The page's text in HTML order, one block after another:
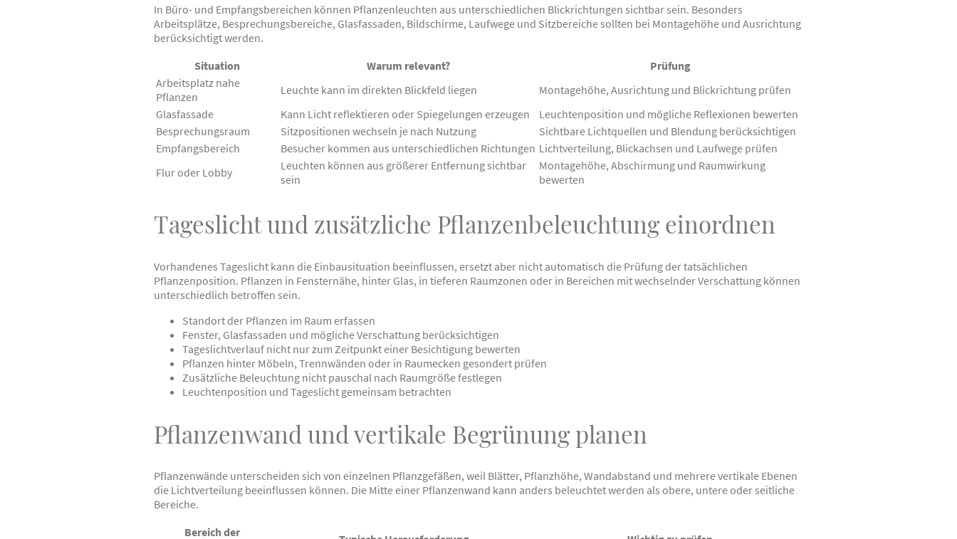
In Büro- und Empfangsbereichen können Pflanzenleuchten aus unterschiedlichen Blickrichtungen sichtbar sein. Besonders
Arbeitsplätze, Besprechungsbereiche, Glasfassaden, Bildschirme, Laufwege und Sitzbereiche sollten bei Montagehöhe und Ausrichtung
berücksichtigt werden.
Situation
Warum relevant?
Prüfung
Arbeitsplatz nahe
Pflanzen
Leuchte kann im direkten Blickfeld liegen
Montagehöhe, Ausrichtung und Blickrichtung prüfen
Glasfassade
Kann Licht reflektieren oder Spiegelungen erzeugen
Leuchtenposition und mögliche Reflexionen bewerten
Besprechungsraum
Sitzpositionen wechseln je nach Nutzung
Sichtbare Lichtquellen und Blendung berücksichtigen
Empfangsbereich
Besucher kommen aus unterschiedlichen Richtungen Lichtverteilung, Blickachsen und Laufwege prüfen
Flur oder Lobby
Leuchten können aus größerer Entfernung sichtbar
sein
Montagehöhe, Abschirmung und Raumwirkung
bewerten
Tageslicht und zusätzliche Pflanzenbeleuchtung einordnen
Vorhandenes Tageslicht kann die Einbausituation beeinflussen, ersetzt aber nicht automatisch die Prüfung der tatsächlichen
Pflanzenposition. Pflanzen in Fensternähe, hinter Glas, in tieferen Raumzonen oder in Bereichen mit wechselnder Verschattung können
unterschiedlich betroffen sein.
Standort der Pflanzen im Raum erfassen
Fenster, Glasfassaden und mögliche Verschattung berücksichtigen
Tageslichtverlauf nicht nur zum Zeitpunkt einer Besichtigung bewerten
Pflanzen hinter Möbeln, Trennwänden oder in Raumecken gesondert prüfen
Zusätzliche Beleuchtung nicht pauschal nach Raumgröße festlegen
Leuchtenposition und Tageslicht gemeinsam betrachten
Pflanzenwand und vertikale Begrünung planen
Pflanzenwände unterscheiden sich von einzelnen Pflanzgefäßen, weil Blätter, Pflanzhöhe, Wandabstand und mehrere vertikale Ebenen
die Lichtverteilung beeinflussen können. Die Mitte einer Pflanzenwand kann anders beleuchtet werden als obere, untere oder seitliche
Bereiche.
Bereich der